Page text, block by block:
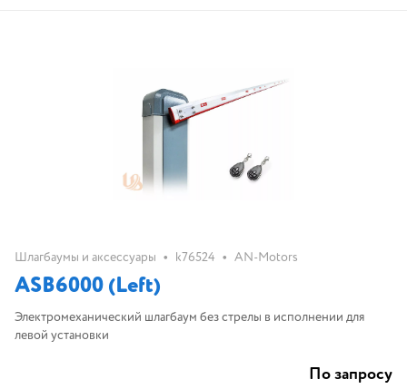
Шлагбаумы и аксессуары • k76524 • AN-Motors
ASB6000 (Left)
Электромеханический шлагбаум без стрелы в исполнении для
левой установки
По запросу